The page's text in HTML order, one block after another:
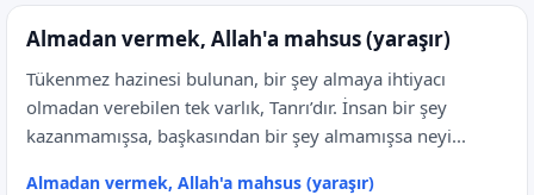
Almadan vermek, Allah'a mahsus (yaraşır)
Tükenmez hazinesi bulunan, bir şey almaya ihtiyacı
olmadan verebilen tek varlık, Tanrı’dır. İnsan bir şey
kazanmamışsa, başkasından bir şey almamışsa neyi...
Almadan vermek, Allah'a mahsus (yaraşır)